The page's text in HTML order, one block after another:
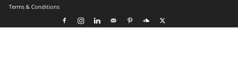
Terms & Conditions